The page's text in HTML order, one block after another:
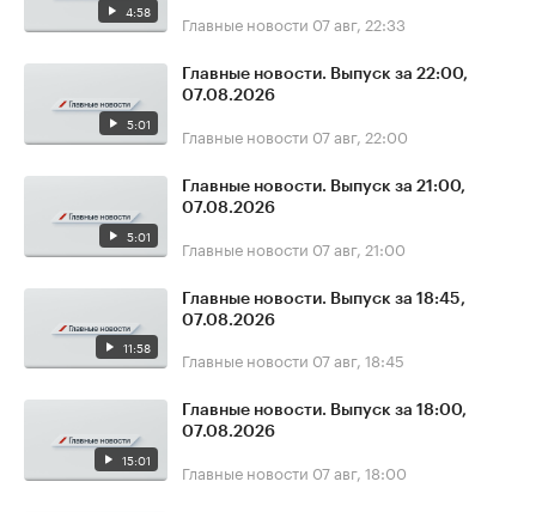
4:58 Главные новости 07 авг, 22:33
5:01
Главные новости. Выпуск за 22:00,
07.08.2026
Главные новости 07 авг, 22:00
5:01
Главные новости. Выпуск за 21:00,
07.08.2026
Главные новости 07 авг, 21:00
11:58
Главные новости. Выпуск за 18:45,
07.08.2026
Главные новости 07 авг, 18:45
15:01
Главные новости. Выпуск за 18:00,
07.08.2026
Главные новости 07 авг, 18:00